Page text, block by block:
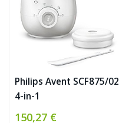
Philips Avent SCF875/02
4-in-1
Babynahrungszubereiter
150,27 €